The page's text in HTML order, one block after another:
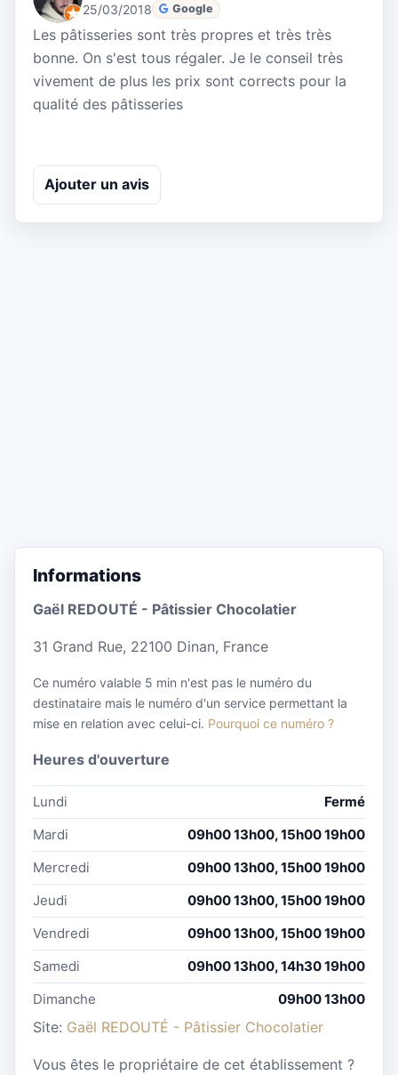
25/03/2018 Google
Les pâtisseries sont très propres et très très
bonne. On s'est tous régaler. Je le conseil très
vivement de plus les prix sont corrects pour la
qualité des pâtisseries
Ajouter un avis
Informations
Gaël REDOUTÉ - Pâtissier Chocolatier
31 Grand Rue, 22100 Dinan, France
Ce numéro valable 5 min n'est pas le numéro du
destinataire mais le numéro d'un service permettant la
mise en relation avec celui-ci. Pourquoi ce numéro ?
Heures d'ouverture
Lundi
Fermé
Mardi
09h00 13h00, 15h00 19h00
Mercredi
09h00 13h00, 15h00 19h00
Jeudi
09h00 13h00, 15h00 19h00
Vendredi
09h00 13h00, 15h00 19h00
Samedi
09h00 13h00, 14h30 19h00
Dimanche
09h00 13h00
Site: Gaël REDOUTÉ - Pâtissier Chocolatier
Vous êtes le propriétaire de cet établissement ?